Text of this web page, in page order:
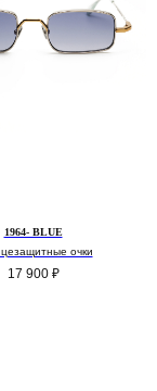
1964- BLUE
очки
17 900 ₽